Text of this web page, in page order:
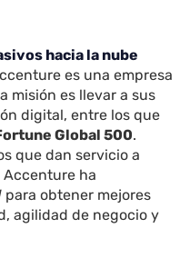
hacia la nube
es una empresa
misión es llevar a sus
digital, entre los que
Global 500.
que dan servicio a
Accenture ha
para obtener mejores
agilidad de negocio y